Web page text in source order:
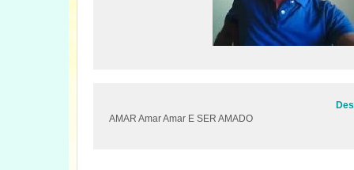
AMAR Amar Amar E SER AMADO